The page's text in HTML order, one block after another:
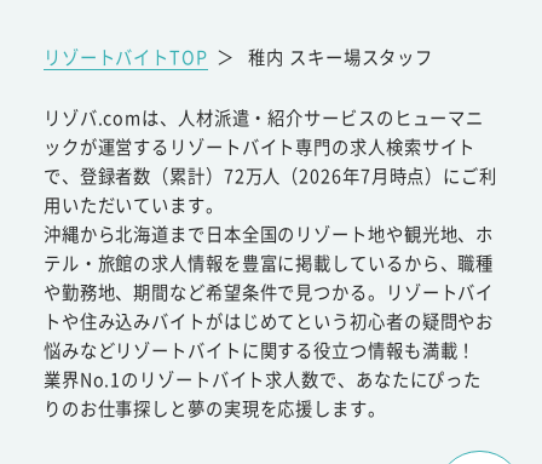
リゾートバイトTOP ＞ 稚内 スキー場スタッフ
リゾバ.comは、人材派遣・紹介サービスのヒューマニ
ックが運営するリゾートバイト専門の求人検索サイト
で、登録者数（累計）72万人（2026年7月時点）にご利
用いただいています。
沖縄から北海道まで日本全国のリゾート地や観光地、ホ
テル・旅館の求人情報を豊富に掲載しているから、職種
や勤務地、期間など希望条件で見つかる。リゾートバイ
トや住み込みバイトがはじめてという初心者の疑問やお
悩みなどリゾートバイトに関する役立つ情報も満載！
業界No.1のリゾートバイト求人数で、あなたにぴった
りのお仕事探しと夢の実現を応援します。